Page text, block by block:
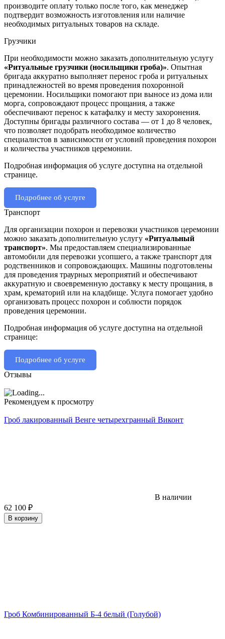
производите оплату только после того, как менеджер
подтвердит возможность изготовления или наличие
необходимых ритуальных товаров на складе.
Грузчики
При необходимости можно заказать дополнительную услугу
«Ритуальные грузчики (носильщики гроба)». Опытная
бригада аккуратно выполняет перенос гроба и ритуальных
принадлежностей во время проведения похоронной
церемонии. Носильщики помогают при выносе из дома или
морга, сопровождают процесс прощания, а также
обеспечивают перенос к катафалку и месту захоронения.
Доступны бригады различного состава — от 1 до 8 человек,
что позволяет подобрать необходимое количество
специалистов в зависимости от условий проведения похорон
и количества участников церемонии.
Подробная информация об услуге доступна на отдельной
странице.
Подробнее об услуге
Транспорт
Для организации похорон и перевозки участников церемонии
можно заказать дополнительную услугу «Ритуальный
транспорт». Мы предоставляем специализированные
автомобили для перевозки усопшего, а также транспорт для
родственников и сопровождающих. Машины подготовлены
для проведения траурных мероприятий и обеспечивают
аккуратную и своевременную доставку к месту прощания, в
храм, крематорий или на кладбище. Услуга помогает удобно
организовать процесс похорон и соблюсти порядок
проведения церемонии.
Подробная информация об услуге доступна на отдельной
странице:
Подробнее об услуге
Отзывы
Рекомендуем к просмотру
Гроб лакированный Венге четырехгранный Виконт
В наличии
62 100 ₽
В корзину
Гроб Комбинированный Б-4 белый (Голубой)